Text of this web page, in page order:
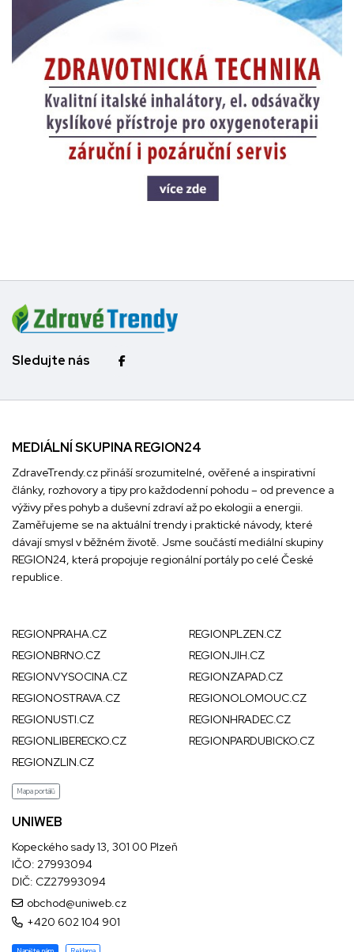
Sledujte nás
MEDIÁLNÍ SKUPINA REGION24
ZdraveTrendy.cz přináší srozumitelné, ověřené a inspirativní
články, rozhovory a tipy pro každodenní pohodu – od prevence a
výživy přes pohyb a duševní zdraví až po ekologii a energii.
Zaměřujeme se na aktuální trendy i praktické návody, které
dávají smysl v běžném životě. Jsme součástí mediální skupiny
REGION24, která propojuje regionální portály po celé České
republice.
REGIONPRAHA.CZ
REGIONPLZEN.CZ
REGIONBRNO.CZ
REGIONJIH.CZ
REGIONVYSOCINA.CZ
REGIONZAPAD.CZ
REGIONOSTRAVA.CZ
REGIONOLOMOUC.CZ
REGIONUSTI.CZ
REGIONHRADEC.CZ
REGIONLIBERECKO.CZ
REGIONPARDUBICKO.CZ
REGIONZLIN.CZ
Mapa portálů
UNIWEB
Kopeckého sady 13, 301 00 Plzeň
IČO: 27993094
DIČ: CZ27993094
obchod@uniweb.cz
+420 602 104 901